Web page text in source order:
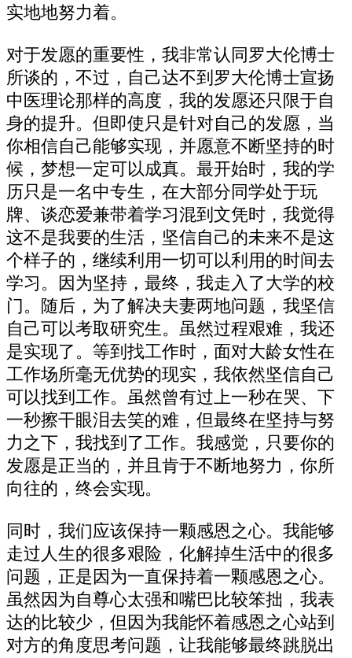
实地地努力着。
对于发愿的重要性，我非常认同罗大伦博士
所谈的，不过，自己达不到罗大伦博士宣扬
中医理论那样的高度，我的发愿还只限于自
身的提升。但即使只是针对自己的发愿，当
你相信自己能够实现，并愿意不断坚持的时
候，梦想一定可以成真。最开始时，我的学
历只是一名中专生，在大部分同学处于玩
牌、谈恋爱兼带着学习混到文凭时，我觉得
这不是我要的生活，坚信自己的未来不是这
个样子的，继续利用一切可以利用的时间去
学习。因为坚持，最终，我走入了大学的校
门。随后，为了解决夫妻两地问题，我坚信
自己可以考取研究生。虽然过程艰难，我还
是实现了。等到找工作时，面对大龄女性在
工作场所毫无优势的现实，我依然坚信自己
可以找到工作。虽然曾有过上一秒在哭、下
一秒擦干眼泪去笑的难，但最终在坚持与努
力之下，我找到了工作。我感觉，只要你的
发愿是正当的，并且肯于不断地努力，你所
向往的，终会实现。
同时，我们应该保持一颗感恩之心。我能够
走过人生的很多艰险，化解掉生活中的很多
问题，正是因为一直保持着一颗感恩之心。
虽然因为自尊心太强和嘴巴比较笨拙，我表
达的比较少，但因为我能怀着感恩之心站到
对方的角度思考问题，让我能够最终跳脱出